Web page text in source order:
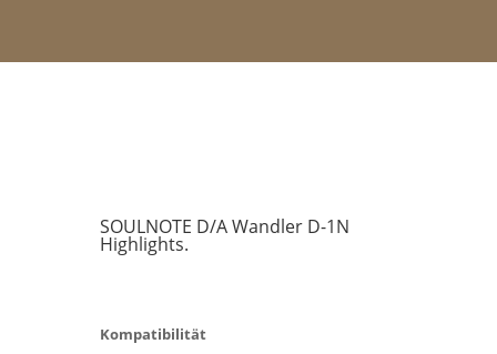
SOULNOTE D/A Wandler D-1N
Highlights.
Kompatibilität